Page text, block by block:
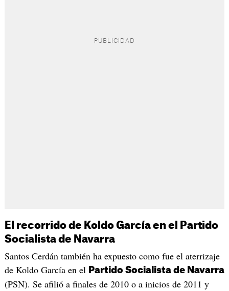
El recorrido de Koldo García en el Partido
Socialista de Navarra
Santos Cerdán también ha expuesto como fue el aterrizaje
de Koldo García en el Partido Socialista de Navarra
(PSN). Se afilió a finales de 2010 o a inicios de 2011 y